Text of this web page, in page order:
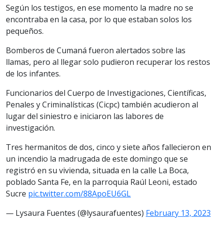
Según los testigos, en ese momento la madre no se
encontraba en la casa, por lo que estaban solos los
pequeños.
Bomberos de Cumaná fueron alertados sobre las
llamas, pero al llegar solo pudieron recuperar los restos
de los infantes.
Funcionarios del Cuerpo de Investigaciones, Científicas,
Penales y Criminalísticas (Cicpc) también acudieron al
lugar del siniestro e iniciaron las labores de
investigación.
Tres hermanitos de dos, cinco y siete años fallecieron en
un incendio la madrugada de este domingo que se
registró en su vivienda, situada en la calle La Boca,
poblado Santa Fe, en la parroquia Raúl Leoni, estado
Sucre pic.twitter.com/88ApoEU6GL
— Lysaura Fuentes (@lysaurafuentes) February 13, 2023